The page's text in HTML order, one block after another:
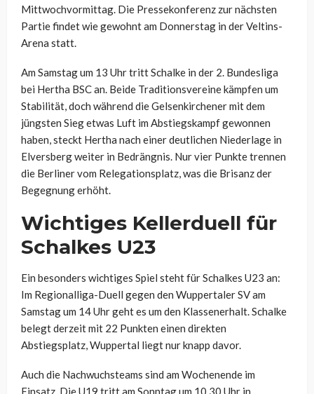
Mittwochvormittag. Die Pressekonferenz zur nächsten
Partie findet wie gewohnt am Donnerstag in der Veltins-
Arena statt.
Am Samstag um 13 Uhr tritt Schalke in der 2. Bundesliga
bei Hertha BSC an. Beide Traditionsvereine kämpfen um
Stabilität, doch während die Gelsenkirchener mit dem
jüngsten Sieg etwas Luft im Abstiegskampf gewonnen
haben, steckt Hertha nach einer deutlichen Niederlage in
Elversberg weiter in Bedrängnis. Nur vier Punkte trennen
die Berliner vom Relegationsplatz, was die Brisanz der
Begegnung erhöht.
Wichtiges Kellerduell für
Schalkes U23
Ein besonders wichtiges Spiel steht für Schalkes U23 an:
Im Regionalliga-Duell gegen den Wuppertaler SV am
Samstag um 14 Uhr geht es um den Klassenerhalt. Schalke
belegt derzeit mit 22 Punkten einen direkten
Abstiegsplatz, Wuppertal liegt nur knapp davor.
Auch die Nachwuchsteams sind am Wochenende im
Einsatz. Die U19 tritt am Sonntag um 10.30 Uhr in